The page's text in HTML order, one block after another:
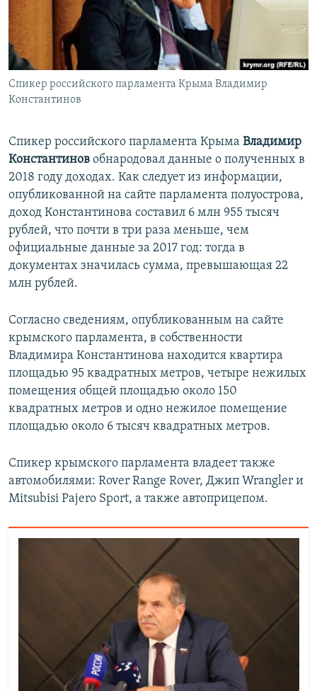
ПОБЕДИТЕЛЕЙ НЕ СУДЯТ?
КРЫМ.НЕПОКОРЕННЫЙ
ELIFBE
УКРАИНСКАЯ ПРОБЛЕМА КРЫМА
ПРИСОЕДИНЯЙТЕСЬ!
Спикер российского парламента Крыма Владимир
Константинов
Спикер российского парламента Крыма Владимир
Константинов обнародовал данные о полученных в
2018 году доходах. Как следует из информации,
опубликованной на сайте парламента полуострова,
доход Константинова составил 6 млн 955 тысяч
рублей, что почти в три раза меньше, чем
официальные данные за 2017 год: тогда в
документах значилась сумма, превышающая 22
млн рублей.
Согласно сведениям, опубликованным на сайте
крымского парламента, в собственности
Владимира Константинова находится квартира
площадью 95 квадратных метров, четыре нежилых
помещения общей площадью около 150
квадратных метров и одно нежилое помещение
площадью около 6 тысяч квадратных метров.
Спикер крымского парламента владеет также
автомобилями: Rover Range Rover, Джип Wrangler и
Mitsubisi Pajero Sport, а также автоприцепом.